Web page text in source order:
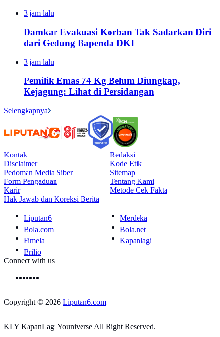
3 jam lalu
Damkar Evakuasi Korban Tak Sadarkan Diri
dari Gedung Bapenda DKI
3 jam lalu
Pemilik Emas 74 Kg Belum Diungkap,
Kejagung: Lihat di Persidangan
Selengkapnya
Kontak
Redaksi
Disclaimer
Kode Etik
Pedoman Media Siber
Sitemap
Form Pengaduan
Tentang Kami
Karir
Metode Cek Fakta
Hak Jawab dan Koreksi Berita
Liputan6
Merdeka
Bola.com
Bola.net
Fimela
Kapanlagi
Brilio
Connect with us
Copyright © 2026 Liputan6.com
KLY KapanLagi Youniverse All Right Reserved.